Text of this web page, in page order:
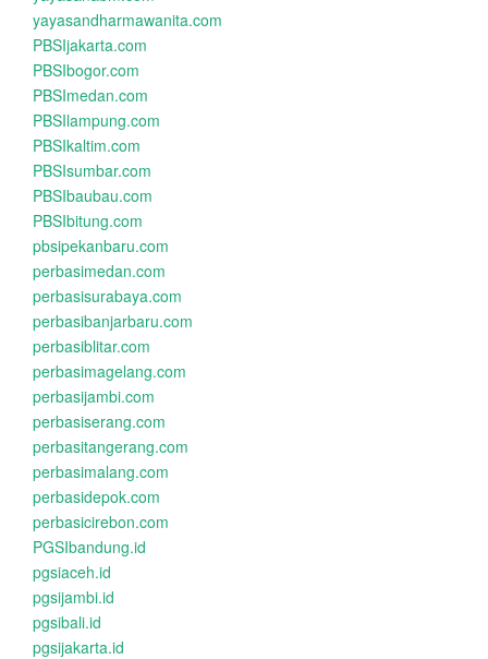
yayasandharmawanita.com
PBSIjakarta.com
PBSIbogor.com
PBSImedan.com
PBSIlampung.com
PBSIkaltim.com
PBSIsumbar.com
PBSIbaubau.com
PBSIbitung.com
pbsipekanbaru.com
perbasimedan.com
perbasisurabaya.com
perbasibanjarbaru.com
perbasiblitar.com
perbasimagelang.com
perbasijambi.com
perbasiserang.com
perbasitangerang.com
perbasimalang.com
perbasidepok.com
perbasicirebon.com
PGSIbandung.id
pgsiaceh.id
pgsijambi.id
pgsibali.id
pgsijakarta.id